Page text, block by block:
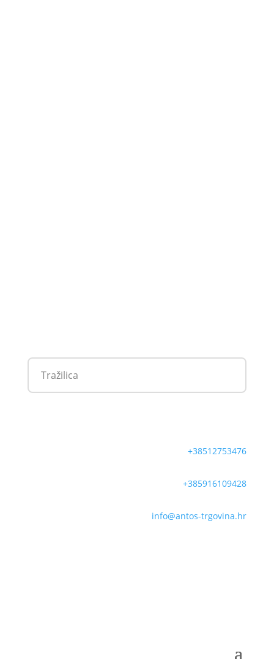
+38512753476
+385916109428
info@antos-trgovina.hr